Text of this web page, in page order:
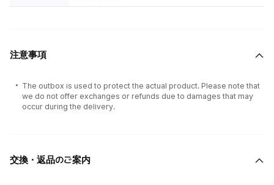
注意事項
The outbox is used to protect the actual product. Please note that
we do not offer exchanges or refunds due to damages that may
occur during the delivery.
交換・返品のご案内